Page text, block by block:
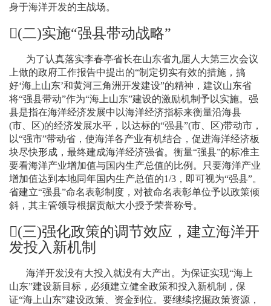
身于海洋开发的主战场。
(二)实施“强县带动战略”
为了认真落实李春亭省长在山东省九届人大第三次会议
上做的政府工作报告中提出的“制定切实有效的措施，搞
好‘海上山东’和黄河三角洲开发建设”的精神，建议山东省
将“强县带动”作为“海上山东”建设的激励机制予以实施。强
县是指在海洋经济发展中以海洋经济指标来衡量沿海县
(市、区)的经济发展水平，以达标的“强县”(市、区)带动市，
以“强市”带动省，使海洋各产业有机结合，促进海洋经济板
块尽快形成，最终建成海洋经济强省。衡量“强县”的标准主
要看海洋产业增加值与国内生产总值的比例。只要海洋产业
增加值达到本地同年国内生产总值的1/3 ，即可视为“强县”。
省建立“强县”命名表彰制度，对被命名表彰单位予以政策倾
斜，其主管领导根据贡献大小授予荣誉称号。
(三)强化政策的调节效应，建立海洋开
发投入新机制
海洋开发没有大投入就没有大产出。为保证实现“海上
山东”建设新目标，必须建立健全政策和投入新机制，保
证“海上山东”建设政策、资金到位。要继续挖掘政策资源，